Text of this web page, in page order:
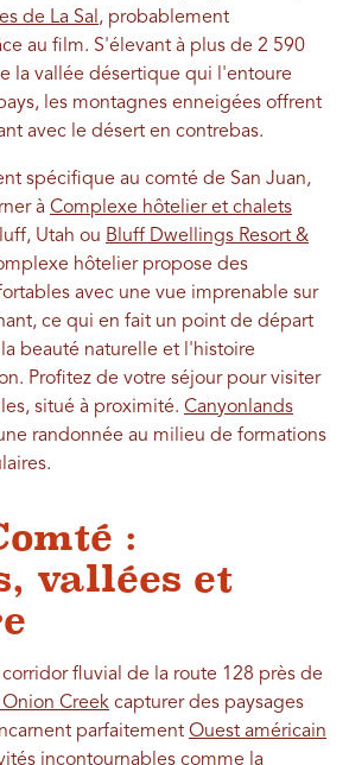
de La Sal , probablement
au film. S'élevant à plus de 2 590
la vallée désertique qui l'entoure
les montagnes enneigées offrent
avec le désert en contrebas.
spécifique au comté de San Juan,
à Complexe hôtelier et chalets
Utah ou Bluff Dwellings Resort &
hôtelier propose des
avec une vue imprenable sur
ce qui en fait un point de départ
beauté naturelle et l'histoire
Profitez de votre séjour pour visiter
situé à proximité. Canyonlands
randonnée au milieu de formations
:
vallées et
fluvial de la route 128 près de
Creek capturer des paysages
parfaitement Ouest américain
incontournables comme la